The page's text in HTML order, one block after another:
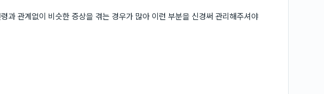
과 관계없이 비슷한 증상을 겪는 경우가 많아 이런 부분을 신경써 관리해주셔야